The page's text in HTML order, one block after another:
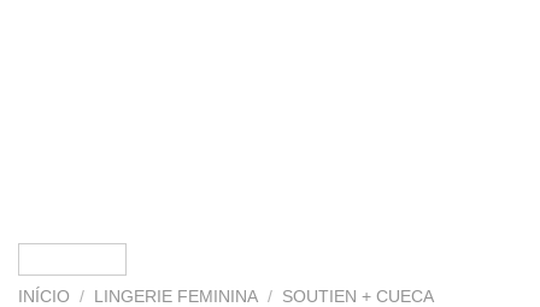
INÍCIO / LINGERIE FEMININA / SOUTIEN + CUECA